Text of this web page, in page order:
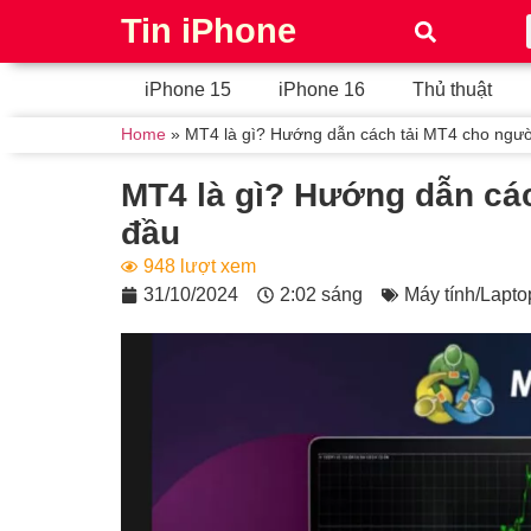
Tin iPhone
iPhone 15 iPhone 16 Thủ thuật
Home » MT4 là gì? Hướng dẫn cách tải MT4 cho
MT4 là gì? Hướng dẫn
đầu
948 lượt xem
31/10/2024
2:02 sáng Máy tính/